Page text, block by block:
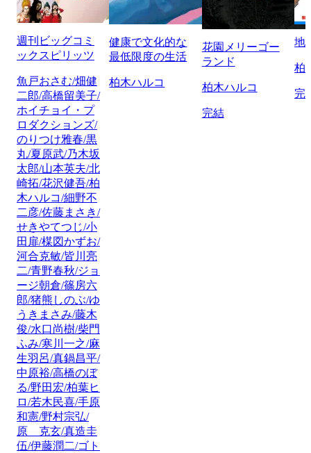
週刊ビッグコミ
ックスピリッツ
魚戸おさむ/畑健
二郎/高橋留美子/
ホイチョイ・プ
ロダクションズ/
のりつけ雅春/黒
丸/夏原武/乃木坂
太郎/山本英夫/北
崎拓/花沢健吾/柏
木ハルコ/細野不
二彦/佐藤まさき/
せきやてつじ/小
田扉/楳図かずお/
河合克敏/皆川亮
二/青野春秋/ジョ
ージ朝倉/篠房六
郎/猪熊しのぶ/ゆ
うきまさみ/藤木
俊/水口尚樹/柴門
ふみ/寒川一之/麻
生羽呂/真鍋昌平/
中原裕/高橋のぼ
る/野田宏/柏葉ヒ
ロ/若木民喜/手原
和憲/野村宗弘/
原 克玄/真造圭
伍/伊藤潤二/ゴト
健康で文化的な
最低限度の生活
柏木ハルコ
花園メリーゴー
ランド
柏木ハルコ
完結
地
柏
完